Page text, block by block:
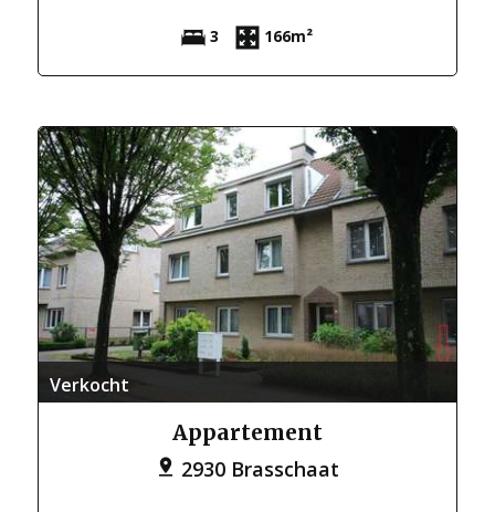
3 166m²
Verkocht
Appartement
2930 Brasschaat